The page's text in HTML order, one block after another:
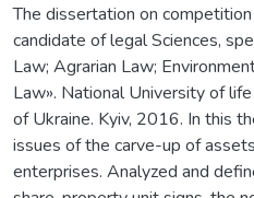
The dissertation on
candidate of legal Sciences,
Law; Agrarian Law;
Law». National University of
of Ukraine. Kyiv, 2016. In this
issues of the carve-up of
enterprises. Analyzed and